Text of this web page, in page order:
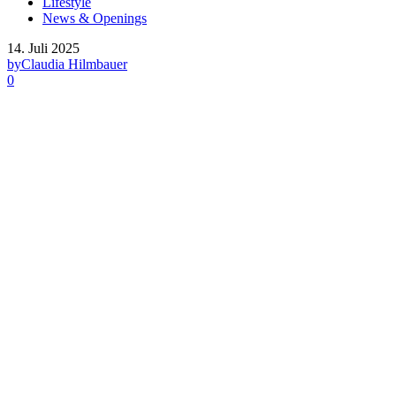
News & Openings
14. Juli 2025
byClaudia Hilmbauer
0